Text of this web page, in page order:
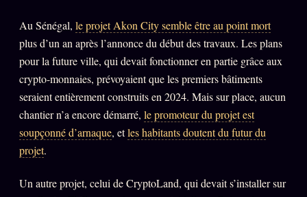
Words RadioFM
Archive complète
Récents
Recherche ⌕
Au Sénégal, le projet Akon City semble être au point mort
plus d’un an après l’annonce du début des travaux. Les plans
pour la future ville, qui devait fonctionner en partie grâce aux
crypto-monnaies, prévoyaient que les premiers bâtiments
seraient entièrement construits en 2024. Mais sur place, aucun
chantier n’a encore démarré, le promoteur du projet est
soupçonné d’arnaque, etles habitants doutent du futur du
projet.
Un autre projet, celui de CryptoLand, qui devait s’installer sur